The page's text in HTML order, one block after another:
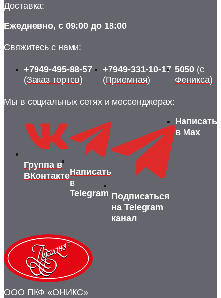
Доставка:
Ежедневно, с 09:00 до 18:00
Свяжитесь с нами:
+7949-495-88-57
(Заказ тортов)
+7949-331-10-17
(Приемная)
5050 (с
Феникса)
Мы в социальных сетях и мессенджерах:
Группа в
ВКонтактеНаписать
в
Telegram Подписаться
на Telegram
канал
Написать
в Max
ООО ПКФ «ОНИКС»